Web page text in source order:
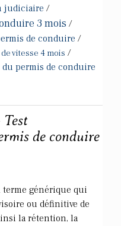
judiciaire /
3 mois /
de conduire /
vitesse 4 mois /
permis de conduire
de conduire
générique qui
ou définitive de
la rétention, la